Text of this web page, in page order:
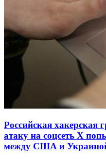
Российская хакерская
атаку на соцсеть Х
между США и